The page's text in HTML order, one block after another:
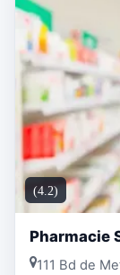
(4.2)
Pharmacie
111 Bd de